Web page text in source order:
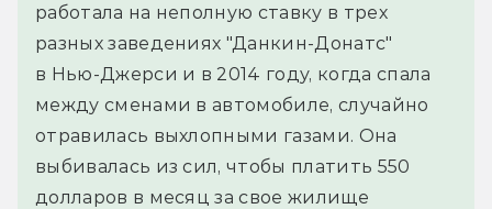
работала на неполную ставку в трех
разных заведениях "Данкин-Донатс"
в Нью-Джерси и в 2014 году, когда спала
между сменами в автомобиле, случайно
отравилась выхлопными газами. Она
выбивалась из сил, чтобы платить 550
долларов в месяц за свое жилище